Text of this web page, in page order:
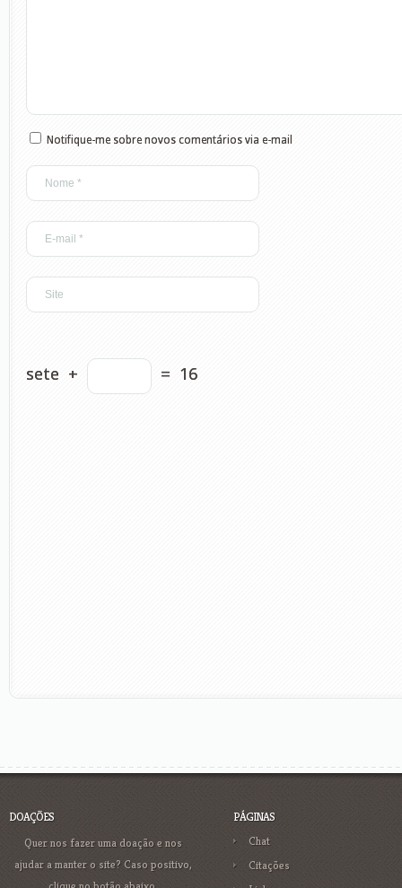
Notifique-me sobre novos comentários via e-mail
sete + = 16
DOAÇÕES
Quer nos fazer uma doação e nos
ajudar a manter o site? Caso positivo,
PÁGINAS
Chat
Citações